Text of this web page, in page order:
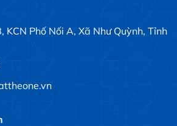
KCN Phố Nối A, Xã Như Quỳnh, Tỉnh